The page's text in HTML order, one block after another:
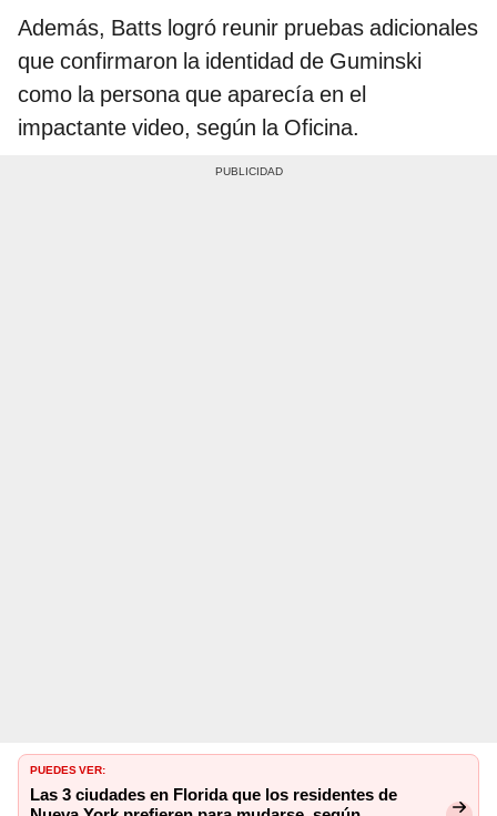
Además, Batts logró reunir pruebas adicionales
que confirmaron la identidad de Guminski
como la persona que aparecía en el
impactante video, según la Oficina.
PUEDES VER:
Las 3 ciudades en Florida que los residentes de